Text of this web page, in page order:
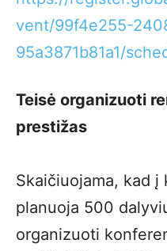
vent/99f4e255-
95a3871b81a1/
Teisė organizuoti
prestižas
Skaičiuojama, kad
planuoja 500
organizuoti